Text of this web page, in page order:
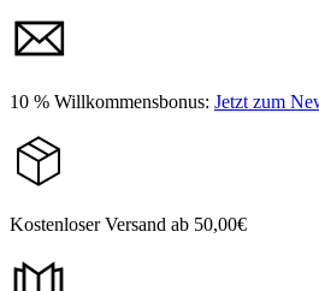
10 % Willkommensbonus: Jetzt zum
Kostenloser Versand ab 50,00€